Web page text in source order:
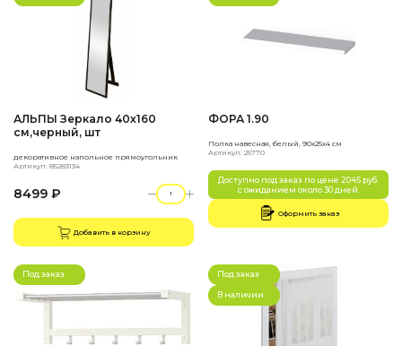
АЛЬПЫ Зеркало 40x160
см,черный, шт
декоративное напольное прямоугольник
Артикул: 85283134
8499 ₽
Добавить в корзину
ФОРА 1.90
Полка навесная, белый, 90х25х4 см
Артикул: 25770
Доступно под заказ по цене 2045 руб.
с ожиданием около 30 дней.
Оформить заказ
Под заказ Под заказ
В наличии